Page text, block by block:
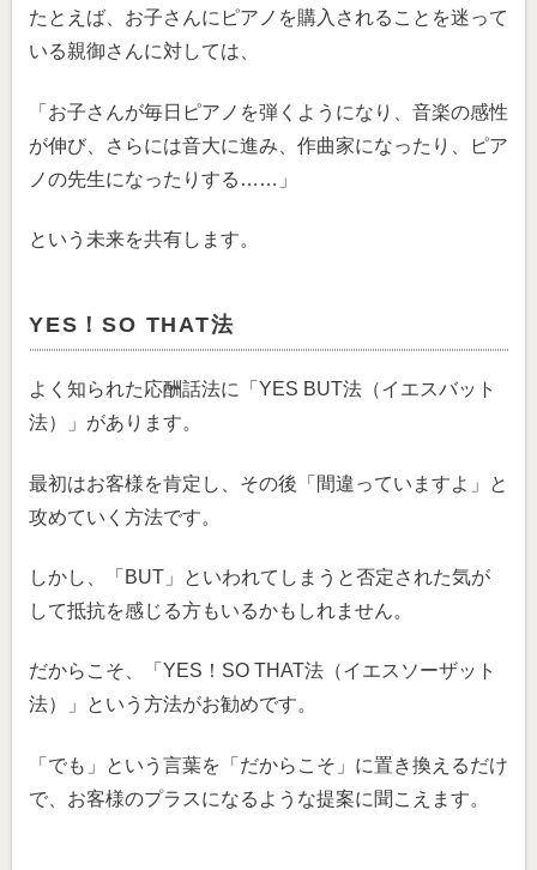
たとえば、お子さんにピアノを購入されることを迷って
いる親御さんに対しては、
「お子さんが毎日ピアノを弾くようになり、音楽の感性
が伸び、さらには音大に進み、作曲家になったり、ピア
ノの先生になったりする……」
という未来を共有します。
YES！SO THAT法
よく知られた応酬話法に「YES BUT法（イエスバット
法）」があります。
最初はお客様を肯定し、その後「間違っていますよ」と
攻めていく方法です。
しかし、「BUT」といわれてしまうと否定された気が
して抵抗を感じる方もいるかもしれません。
だからこそ、「YES！SO THAT法（イエスソーザット
法）」という方法がお勧めです。
「でも」という言葉を「だからこそ」に置き換えるだけ
で、お客様のプラスになるような提案に聞こえます。